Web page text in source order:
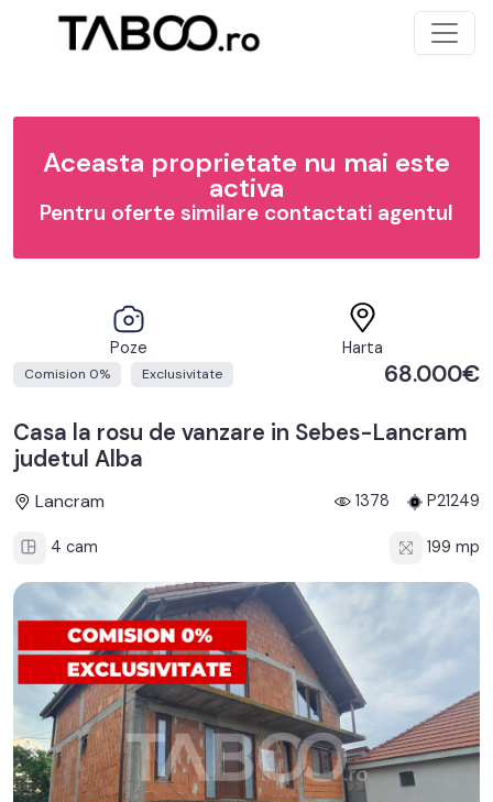
Aceasta proprietate nu mai este
activa
Pentru oferte similare contactati agentul
Poze Harta
Comision 0% Exclusivitate 68.000€
Casa la rosu de vanzare in Sebes-Lancram
judetul Alba
Lancram 1378 P21249
4 cam 199 mp